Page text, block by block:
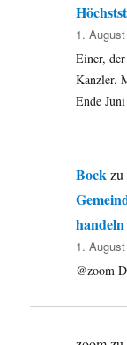
1.
Einer,
Kanzler.
Ende
Bockzu
handeln
1.
@zoom